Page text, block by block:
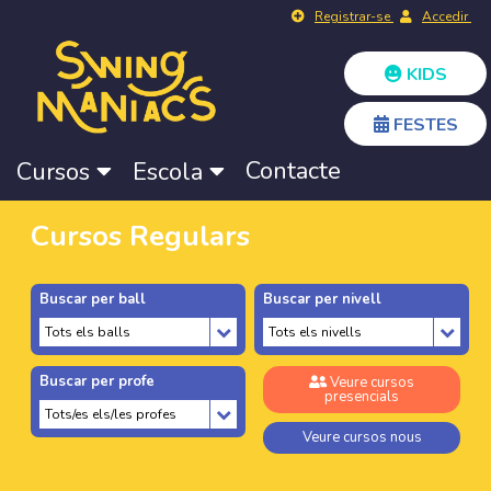
Registrar-se Accedir
KIDS
FESTES
Cursos Escola Contacte
Cursos Regulars
Buscar per ball Buscar per nivell
Buscar per profe Veure cursos
presencials
Veure cursos nous